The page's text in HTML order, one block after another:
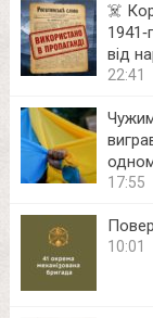
☠️
від
22:41
17:55
10:01